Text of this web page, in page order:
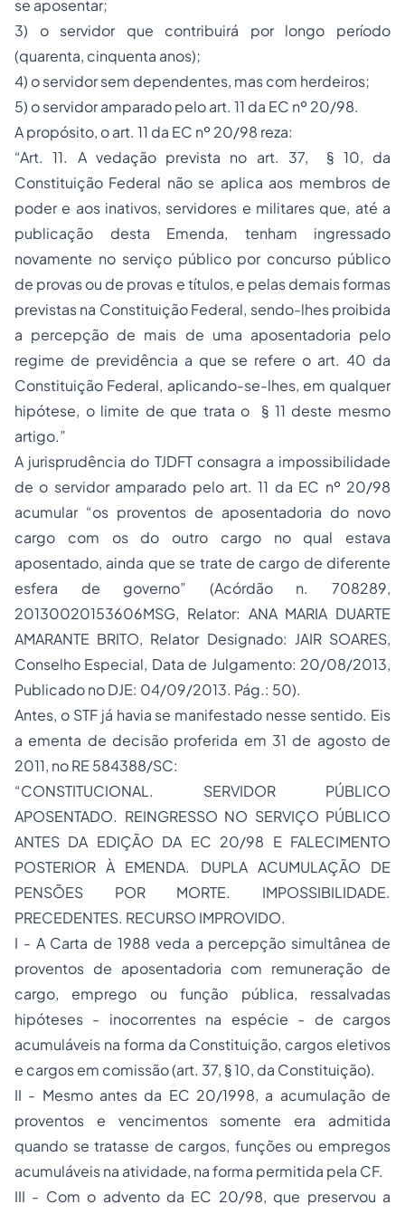
se aposentar;
3) o servidor que contribuirá por longo período
(quarenta, cinquenta anos);
4) o servidor sem dependentes, mas com herdeiros;
5) o servidor amparado pelo art. 11 da EC nº 20/98.
A propósito, o art. 11 da EC nº 20/98 reza:
“Art. 11. A vedação prevista no art. 37, § 10, da
Constituição Federal não se aplica aos membros de
poder e aos inativos, servidores e militares que, até a
publicação desta Emenda, tenham ingressado
novamente no serviço público por concurso público
de provas ou de provas e títulos, e pelas demais formas
previstas na Constituição Federal, sendo-lhes proibida
a percepção de mais de uma aposentadoria pelo
regime de previdência a que se refere o art. 40 da
Constituição Federal, aplicando-se-lhes, em qualquer
hipótese, o limite de que trata o § 11 deste mesmo
artigo.”
A jurisprudência do TJDFT consagra a impossibilidade
de o servidor amparado pelo art. 11 da EC nº 20/98
acumular “os proventos de aposentadoria do novo
cargo com os do outro cargo no qual estava
aposentado, ainda que se trate de cargo de diferente
esfera de governo” (Acórdão n. 708289,
20130020153606MSG, Relator: ANA MARIA DUARTE
AMARANTE BRITO, Relator Designado: JAIR SOARES,
Conselho Especial, Data de Julgamento: 20/08/2013,
Publicado no DJE: 04/09/2013. Pág.: 50).
Antes, o STF já havia se manifestado nesse sentido. Eis
a ementa de decisão proferida em 31 de agosto de
2011, no RE 584388/SC:
“CONSTITUCIONAL. SERVIDOR PÚBLICO
APOSENTADO. REINGRESSO NO SERVIÇO PÚBLICO
ANTES DA EDIÇÃO DA EC 20/98 E FALECIMENTO
POSTERIOR À EMENDA. DUPLA ACUMULAÇÃO DE
PENSÕES POR MORTE. IMPOSSIBILIDADE.
PRECEDENTES. RECURSO IMPROVIDO.
I - A Carta de 1988 veda a percepção simultânea de
proventos de aposentadoria com remuneração de
cargo, emprego ou função pública, ressalvadas
hipóteses - inocorrentes na espécie - de cargos
acumuláveis na forma da Constituição, cargos eletivos
e cargos em comissão(art. 37, § 10, da Constituição).
II - Mesmo antes da EC 20/1998, a acumulação de
proventos e vencimentos somente era admitida
quando se tratasse de cargos, funções ou empregos
acumuláveis na atividade, na forma permitida pela CF.
III - Com o advento da EC 20/98, que preservou a